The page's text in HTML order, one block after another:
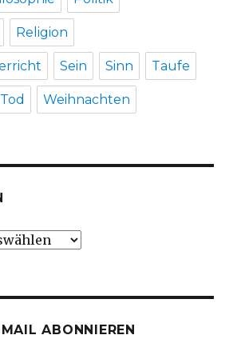
Religion
Sein Sinn Taufe
Tod Weihnachten
ABONNIEREN